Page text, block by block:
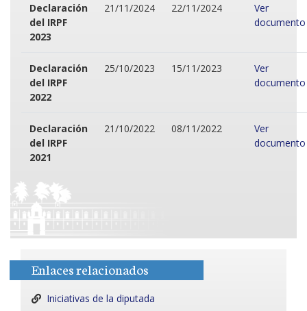
Declaración
del IRPF
2023
21/11/2024 22/11/2024
Ver
documento
Declaración
del IRPF
2022
25/10/2023 15/11/2023
Ver
documento
Declaración
del IRPF
2021
21/10/2022 08/11/2022
Ver
documento
Enlaces relacionados
Iniciativas de la diputada